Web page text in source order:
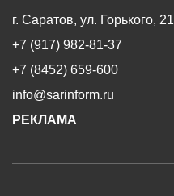
г. Саратов, ул. Горького, 21
+7 (917) 982-81-37
+7 (8452) 659-600
info@sarinform.ru
РЕКЛАМА